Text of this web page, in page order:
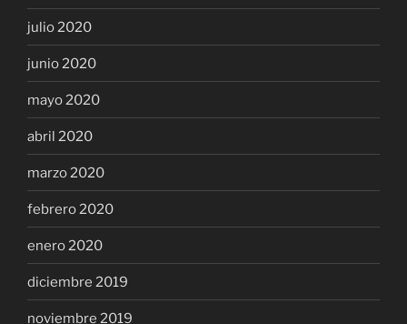
julio 2020
junio 2020
mayo 2020
abril 2020
marzo 2020
febrero 2020
enero 2020
diciembre 2019
noviembre 2019